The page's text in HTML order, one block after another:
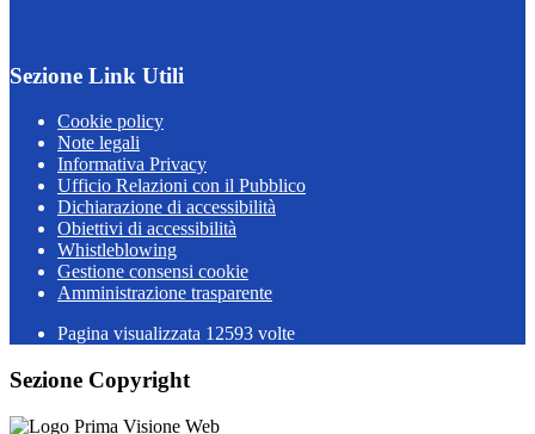
Sezione Link Utili
Cookie policy
Note legali
Informativa Privacy
Ufficio Relazioni con il Pubblico
Dichiarazione di accessibilità
Obiettivi di accessibilità
Whistleblowing
Gestione consensi cookie
Amministrazione trasparente
Pagina visualizzata 12593 volte
Sezione Copyright